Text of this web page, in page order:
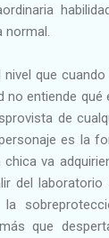
normal.
que
no entiende qué
de
es la
va
del laboratorio
que